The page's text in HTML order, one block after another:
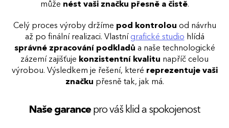
může nést vaši značku přesně a čistě.
Celý proces výroby držíme pod kontrolou od návrhu
až po finální realizaci. Vlastní grafické studio hlídá
správné zpracování podkladů a naše technologické
zázemí zajišťuje konzistentní kvalitu napříč celou
výrobou. Výsledkem je řešení, které reprezentuje vaši
značku přesně tak, jak má.
Naše garance pro váš klid a spokojenost